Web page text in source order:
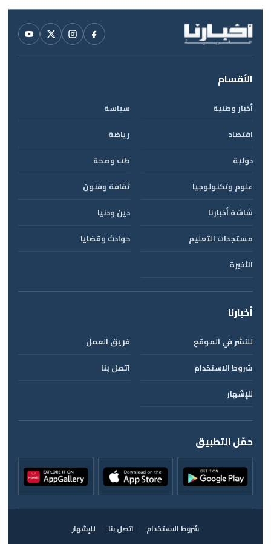
الأقسام
أخبار وطنية
سياسة
اقتصاد
رياضة
دولية
طب وصحة
علوم وتكنولوجيا
ثقافة وفنون
شاشة أخبارنا
دين ودنيا
مستجدات التعليم
حوادث وقضايا
الأخيرة
أخبارنا
للنشر في الموقع
فريق العمل
شروط الاستخدام
اتصل بنا
للإشهار
حمّل التطبيق
شروط الاستخدام اتصل بنا للإشهار